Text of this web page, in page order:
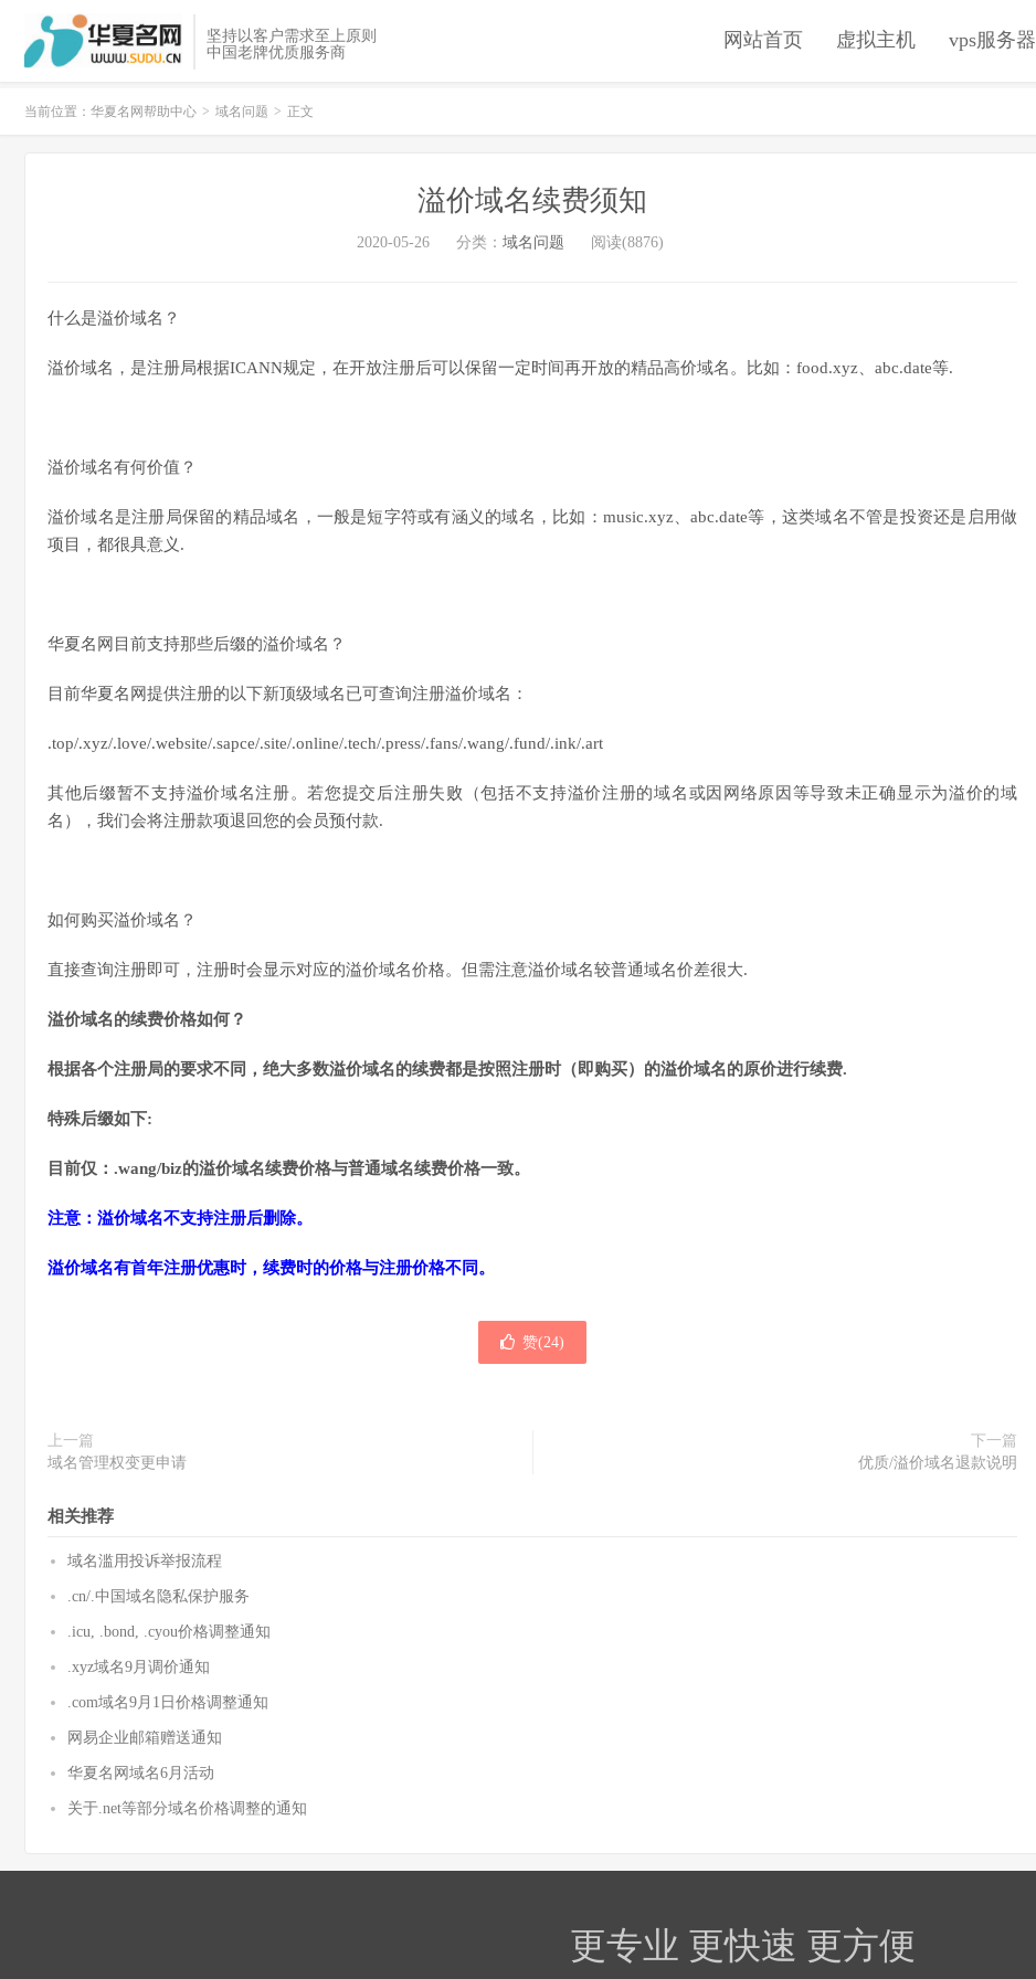
坚持以客户需求至上原则
中国老牌优质服务商
网站首页 虚拟主机 vps服务器
当前位置： 华夏名网帮助中心 > 域名问题 > 正文
溢价域名续费须知
2020-05-26 分类： 域名问题 阅读(8876)
什么是溢价域名？
溢价域名，是注册局根据ICANN规定，在开放注册后可以保留一定时间再开放的精品高价域名。比如：food.xyz、abc.date等.
溢价域名有何价值？
溢价域名是注册局保留的精品域名，一般是短字符或有涵义的域名，比如：music.xyz、abc.date等，这类域名不管是投资还是启用做
项目，都很具意义.
华夏名网目前支持那些后缀的溢价域名？
目前华夏名网提供注册的以下新顶级域名已可查询注册溢价域名：
.top/.xyz/.love/.website/.sapce/.site/.online/.tech/.press/.fans/.wang/.fund/.ink/.art
其他后缀暂不支持溢价域名注册。若您提交后注册失败（包括不支持溢价注册的域名或因网络原因等导致未正确显示为溢价的域
名），我们会将注册款项退回您的会员预付款.
如何购买溢价域名？
直接查询注册即可，注册时会显示对应的溢价域名价格。但需注意溢价域名较普通域名价差很大.
溢价域名的续费价格如何？
根据各个注册局的要求不同，绝大多数溢价域名的续费都是按照注册时（即购买）的溢价域名的原价进行续费.
特殊后缀如下:
目前仅：.wang/biz的溢价域名续费价格与普通域名续费价格一致。
注意：溢价域名不支持注册后删除。
溢价域名有首年注册优惠时，续费时的价格与注册价格不同。
赞(24)
上一篇
域名管理权变更申请
下一篇
优质/溢价域名退款说明
相关推荐
域名滥用投诉举报流程
.cn/.中国域名隐私保护服务
.icu, .bond, .cyou价格调整通知
.xyz域名9月调价通知
.com域名9月1日价格调整通知
网易企业邮箱赠送通知
华夏名网域名6月活动
关于.net等部分域名价格调整的通知
更专业 更快速 更方便